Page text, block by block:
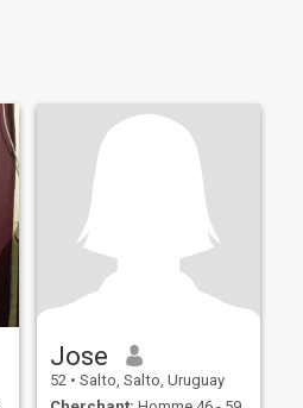
Jose
52 • Salto, Salto, Uruguay